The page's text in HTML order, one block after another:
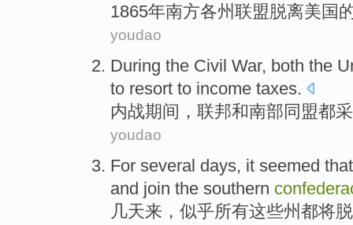
1865年南方各州 联盟脱离美国
youdao
During the Civil War, both the
to resort to income taxes.
内战期间 ， 联邦和南部同盟都
youdao
For several days, it seemed that
and join the southern
几天来， 似乎所有这些州 都将